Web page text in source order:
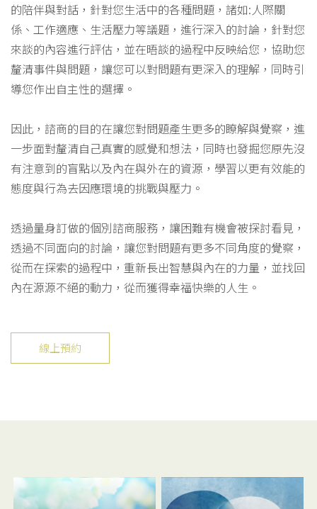
的陪伴與對話，針對您生活中的各種問題，諸如:人際關
係、工作適應、生活壓力等議題，進行深入的討論，針對您
來談的內容進行評估，並在晤談的過程中反映給您，協助您
釐清事件與問題，讓您可以對問題有更深入的理解，同時引
導您作出自主性的選擇。
因此，諮商的目的在讓您對問題產生更多的瞭解與覺察，進
一步面對釐清自己真實的感覺和想法，同時也發掘您原先沒
有注意到的盲點以及內在與外在的資源，學習以更有效能的
態度與行為去因應環境的挑戰與壓力。
透過量身訂做的個別諮商服務，讓困難有機會被探討看見，
透過不同面向的討論，讓您對問題有更多不同角度的覺察，
從而在探索的過程中，重新長出智慧與內在的力量，並找回
內在源源不絕的動力，從而獲得幸福快樂的人生。
線上預約